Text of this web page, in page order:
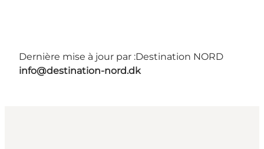
Dernière mise à jour par :Destination NORD
info@destination-nord.dk